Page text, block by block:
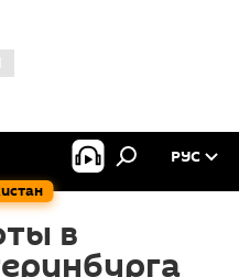
РУС
в